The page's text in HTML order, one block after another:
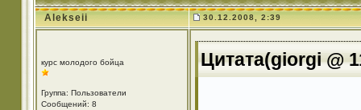
Alekseii 30.12.2008, 2:39
курс молодого бойца
Группа: Пользователи
Сообщений: 8
Цитата(giorgi @